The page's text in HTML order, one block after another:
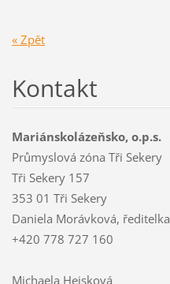
« Zpět
Kontakt
Mariánskolázeňsko, o.p.s.
Průmyslová zóna Tři Sekery
Tři Sekery 157
353 01 Tři Sekery
Daniela Morávková, ředitelka
+420 778 727 160
Michaela Hejsková